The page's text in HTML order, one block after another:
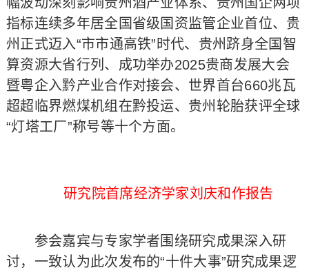
指标连续多年居全国省级国资监管企业首位、贵
州正式迈入“市市通高铁”时代、贵州跻身全国智
算资源大省行列、成功举办2025贵商发展大会
暨粤企入黔产业合作对接会、世界首台660兆瓦
超超临界燃煤机组在黔投运、贵州轮胎获评全球
“灯塔工厂”称号等十个方面。
研究院首席经济学家刘庆和作报告
参会嘉宾与专家学者围绕研究成果深入研
讨，一致认为此次发布的“十件大事”研究成果逻